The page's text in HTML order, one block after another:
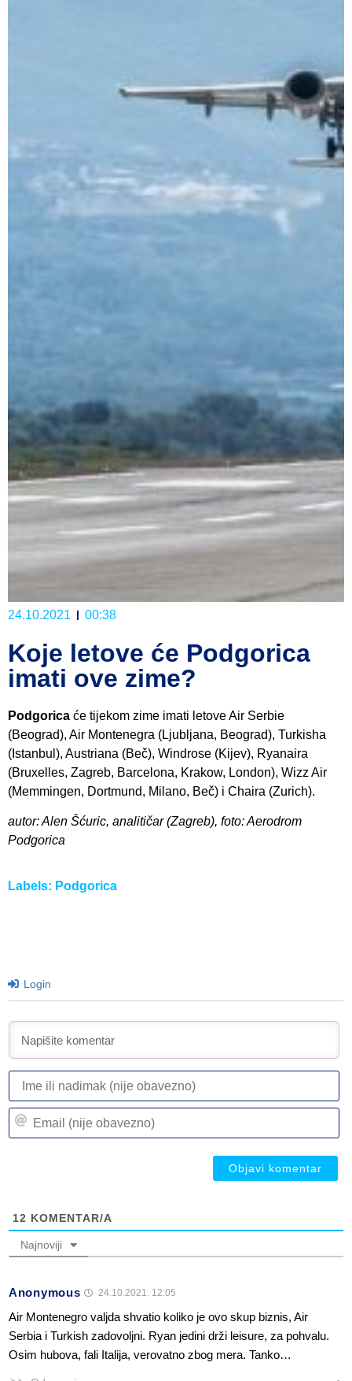
24.10.2021 00:38
Koje letove će Podgorica
imati ove zime?
Podgorica će tijekom zime imati letove Air Serbie
(Beograd), Air Montenegra (Ljubljana, Beograd), Turkisha
(Istanbul), Austriana (Beč), Windrose (Kijev), Ryanaira
(Bruxelles, Zagreb, Barcelona, Krakow, London), Wizz Air
(Memmingen, Dortmund, Milano, Beč) i Chaira (Zurich).
autor: Alen Šćuric, analitičar (Zagreb), foto: Aerodrom
Podgorica
Labels: Podgorica
Login
12 KOMENTAR/A
Najnoviji
Anonymous 24.10.2021. 12:05
Air Montenegro valjda shvatio koliko je ovo skup biznis, Air
Serbia i Turkish zadovoljni. Ryan jedini drži leisure, za pohvalu.
Osim hubova, fali Italija, verovatno zbog mera. Tanko…